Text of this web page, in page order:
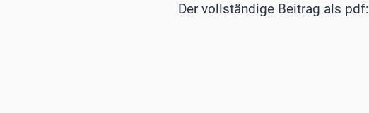
Der vollständige Beitrag als pdf: